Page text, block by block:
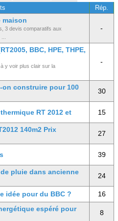
Rép.
maison
3 devis comparatifs aux
-
BBC, HPE, THPE,
y voir plus clair sur la
-
on construire pour 100
30
RT 2012 et 15
140m2 Prix
27
39
pluie dans ancienne
24
idée pour du BBC ?
16
espéré pour
8